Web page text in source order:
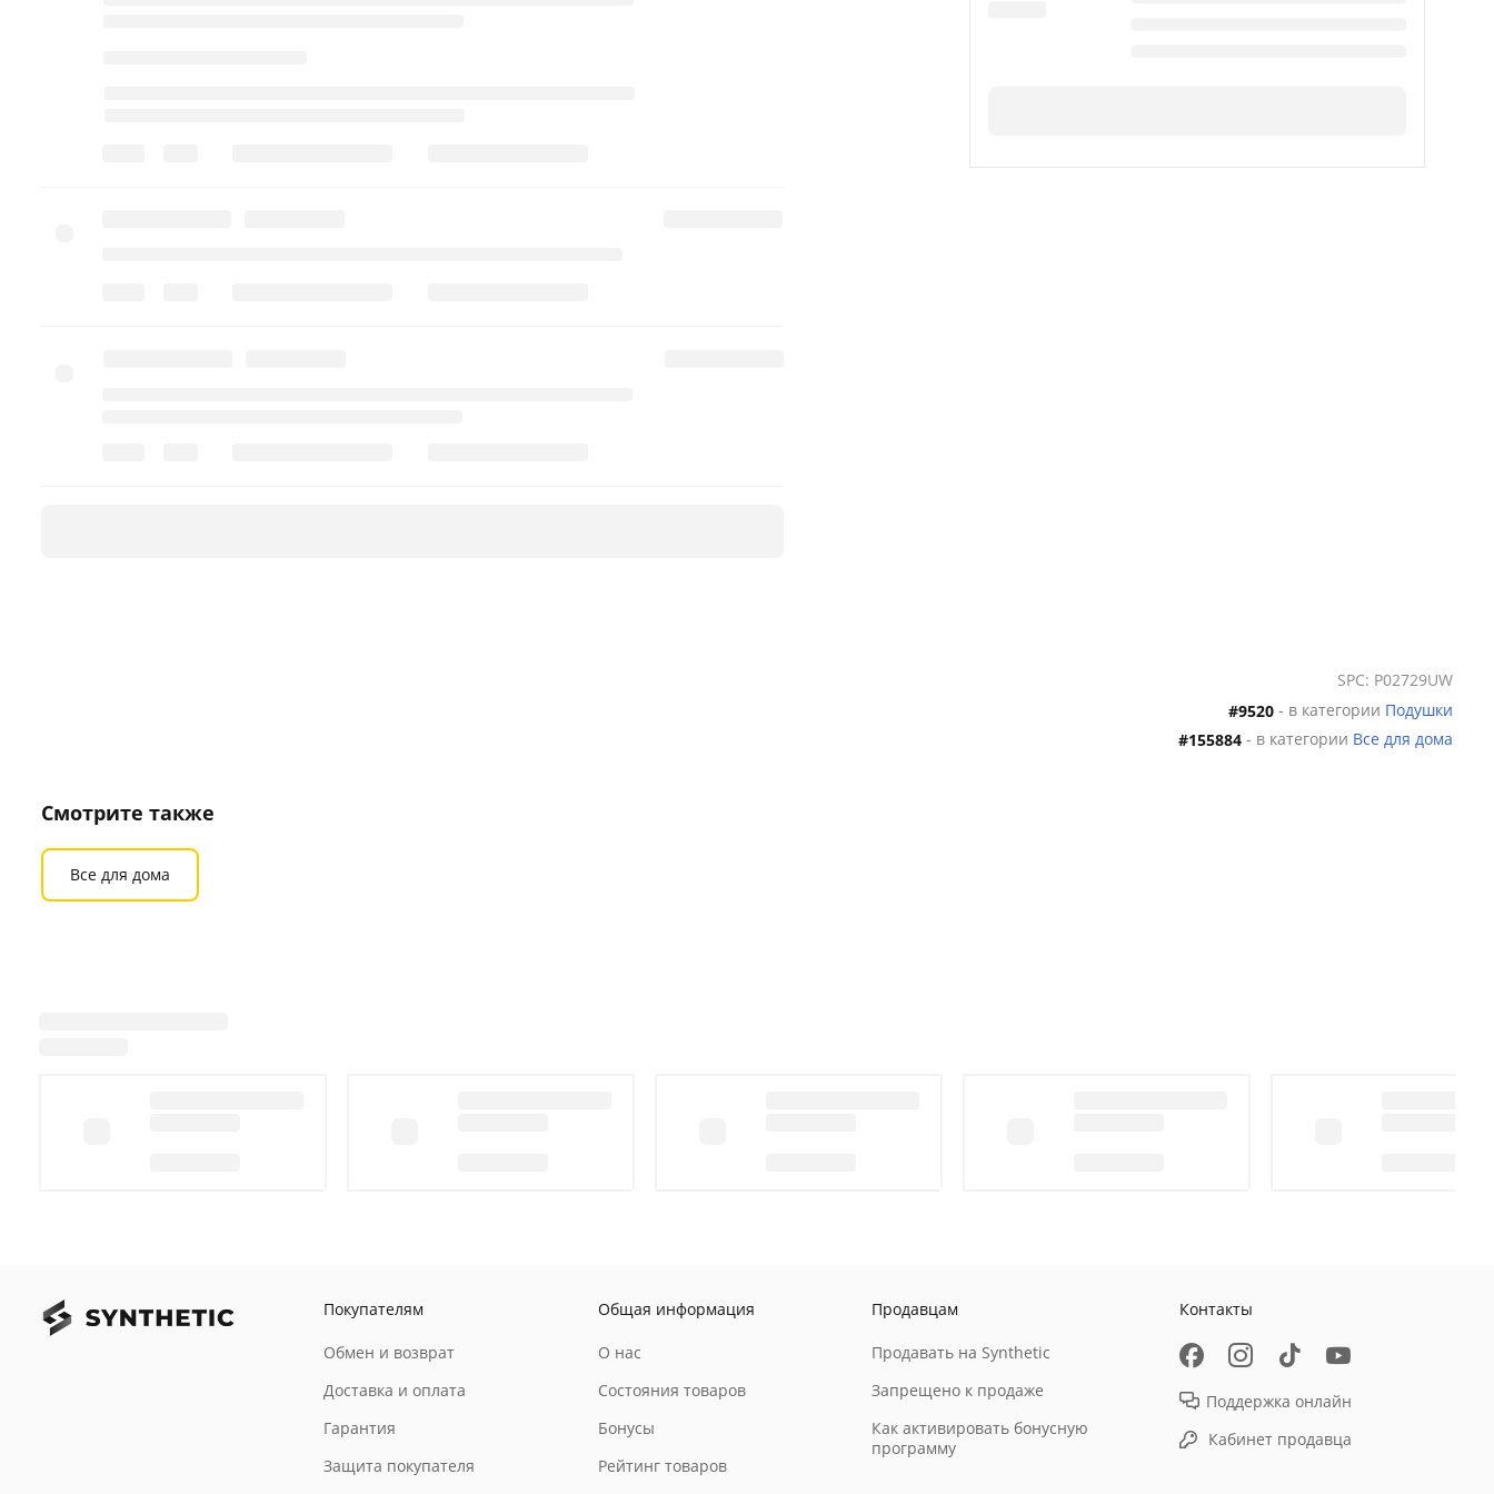
SPC: P02729UW
#9520 - в категории Подушки
#155884 - в категории Все для дома
Смотрите также
Все для дома
Покупателям
Обмен и возврат
Доставка и оплата
Гарантия
Защита покупателя
Общая информация
О нас
Состояния товаров
Бонусы
Рейтинг товаров
Продавцам
Продавать на Synthetic
Запрещено к продаже
Как активировать бонусную
программу
Контакты
Поддержка онлайн
Кабинет продавца